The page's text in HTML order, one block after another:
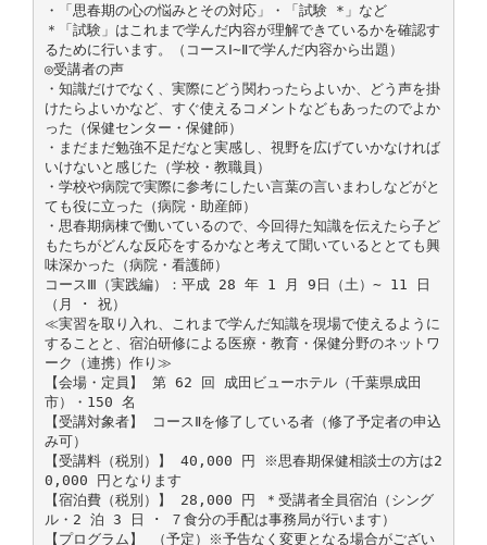
・「思春期の心の悩みとその対応」・「試験 *」など
＊「試験」はこれまで学んだ内容が理解できているかを確認す
るために行います。（コースⅠ∼Ⅱで学んだ内容から出題）
◎受講者の声
・知識だけでなく、実際にどう関わったらよいか、どう声を掛
けたらよいかなど、すぐ使えるコメントなどもあったのでよか
った（保健センター・保健師）
・まだまだ勉強不足だなと実感し、視野を広げていかなければ
いけないと感じた（学校・教職員）
・学校や病院で実際に参考にしたい言葉の言いまわしなどがと
ても役に立った（病院・助産師）
・思春期病棟で働いているので、今回得た知識を伝えたら子ど
もたちがどんな反応をするかなと考えて聞いているととても興
味深かった（病院・看護師）
コースⅢ（実践編）：平成 28 年 1 月 9日（土）∼ 11 日
（月 ･ 祝）
≪実習を取り入れ、これまで学んだ知識を現場で使えるように
することと、宿泊研修による医療・教育・保健分野のネットワ
ーク（連携）作り≫
【会場・定員】 第 62 回 成田ビューホテル（千葉県成田
市）・150 名
【受講対象者】 コースⅡを修了している者（修了予定者の申込
み可）
【受講料（税別）】 40,000 円 ※思春期保健相談士の方は2
0,000 円となります
【宿泊費（税別）】 28,000 円 ＊受講者全員宿泊（シング
ル・2 泊 3 日 ･ ７食分の手配は事務局が行います）
【プログラム】 （予定）※予告なく変更となる場合がござい